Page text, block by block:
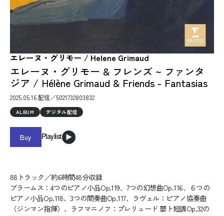
エレーヌ・グリモー / Helene Grimaud
エレーヌ・グリモー & フレンズ ~ ファンタ
ジア / Hélène Grimaud & Friends - Fantasias
2025.05.16 配信／5021732803832
ALBUM デジタル配信
Buy Playlist
88トラック／約6時間48分収録
ブラームス：4つのピアノ小品Op.119、7つの幻想曲Op.116、６つの
ピアノ小品Op.118、3つの間奏曲Op.117、ラヴェル：ピアノ協奏曲
（ジンマン指揮）、ラフマニノフ：プレリュード 嬰ト短調Op.32の